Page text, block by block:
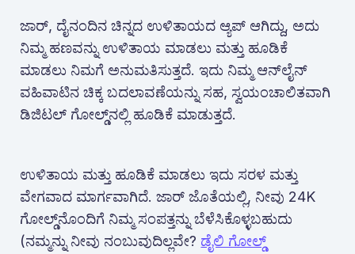
ಜಾರ್, ದೈನಂದಿನ ಚಿನ್ನದ ಉಳಿತಾಯದ ಆ್ಯಪ್‌ ಆಗಿದ್ದು, ಅದು
ನಿಮ್ಮ ಹಣವನ್ನು ಉಳಿತಾಯ ಮಾಡಲು ಮತ್ತು ಹೂಡಿಕೆ
ಮಾಡಲು ನಿಮಗೆ ಅನುಮತಿಸುತ್ತದೆ. ಇದು ನಿಮ್ಮ ಆನ್‌ಲೈನ್
ವಹಿವಾಟಿನ ಚಿಕ್ಕ ಬದಲಾವಣೆಯನ್ನು ಸಹ, ಸ್ವಯಂಚಾಲಿತವಾಗಿ
ಡಿಜಿಟಲ್ ಗೋಲ್ಡ್‌ನಲ್ಲಿ ಹೂಡಿಕೆ ಮಾಡುತ್ತದೆ.
ಉಳಿತಾಯ ಮತ್ತು ಹೂಡಿಕೆ ಮಾಡಲು ಇದು ಸರಳ ಮತ್ತು
ವೇಗವಾದ ಮಾರ್ಗವಾಗಿದೆ. ಜಾರ್‌ ಜೊತೆಯಲ್ಲಿ, ನೀವು 24K
ಗೋಲ್ಡ್‌ನೊಂದಿಗೆ ನಿಮ್ಮ ಸಂಪತ್ತನ್ನು ಬೆಳೆಸಿಕೊಳ್ಳಬಹುದು
(ನಮ್ಮನ್ನು ನೀವು ನಂಬುವುದಿಲ್ಲವೇ? ಡೈಲಿ ಗೋಲ್ಡ್